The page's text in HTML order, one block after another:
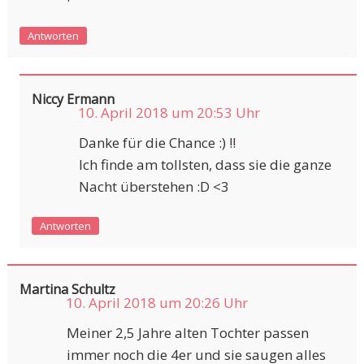
Antworten
Niccy Ermann
10. April 2018 um 20:53 Uhr
Danke für die Chance :) !!
Ich finde am tollsten, dass sie die ganze
Nacht überstehen :D <3
Antworten
Martina Schultz
10. April 2018 um 20:26 Uhr
Meiner 2,5 Jahre alten Tochter passen
immer noch die 4er und sie saugen alles